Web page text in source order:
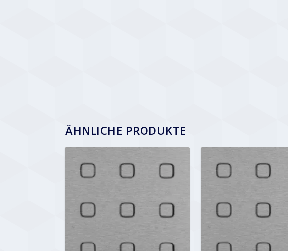
ÄHNLICHE PRODUKTE